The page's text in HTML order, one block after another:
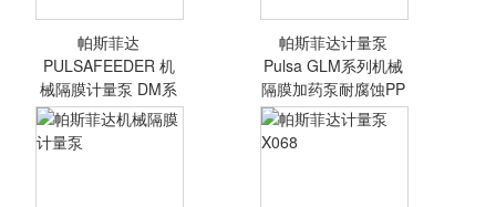
<查看详情> <查看详情>
帕斯菲达
PULSAFEEDER 机
械隔膜计量泵 DM系
列
帕斯菲达计量泵
Pulsa GLM系列机械
隔膜加药泵耐腐蚀PP